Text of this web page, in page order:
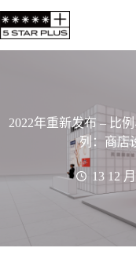
2022年重新发布 – 比
列：商店
13 12